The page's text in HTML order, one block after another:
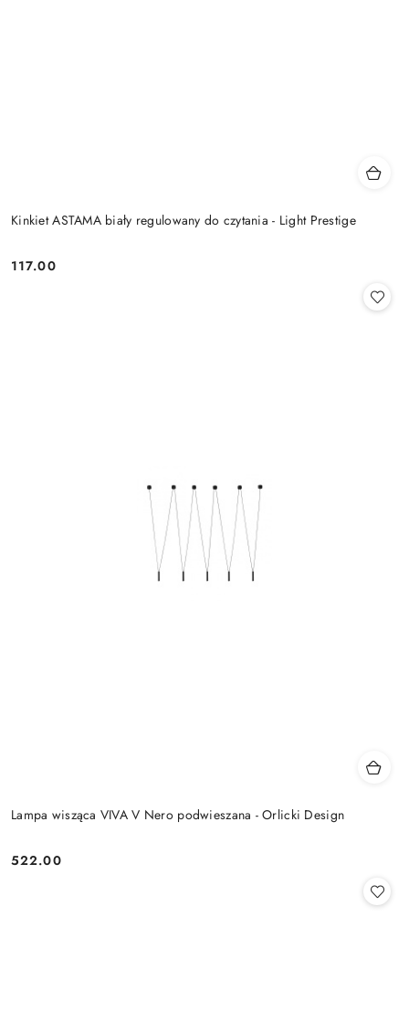
Kinkiet ASTAMA biały regulowany do czytania - Light Prestige
Cena:
117.00
Lampa wisząca VIVA V Nero podwieszana - Orlicki Design
Cena:
522.00